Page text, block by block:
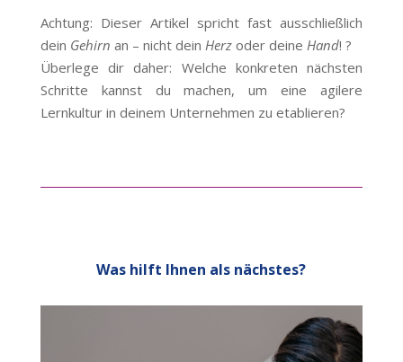
Achtung: Dieser Artikel spricht fast ausschließlich
dein Gehirn an – nicht dein Herz oder deine Hand! ?
Überlege dir daher: Welche konkreten nächsten
Schritte kannst du machen, um eine agilere
Lernkultur in deinem Unternehmen zu etablieren?
Was hilft Ihnen als nächstes?